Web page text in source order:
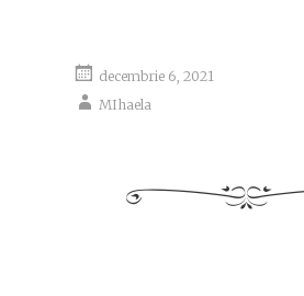
decembrie 6, 2021
MIhaela